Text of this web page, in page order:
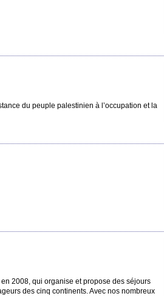
du peuple palestinien à l’occupation et la
2008, qui organise et propose des séjours
des cinq continents. Avec nos nombreux